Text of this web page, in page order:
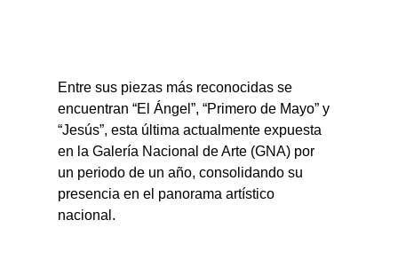
Entre sus piezas más reconocidas se
encuentran “El Ángel”, “Primero de Mayo” y
“Jesús”, esta última actualmente expuesta
en la Galería Nacional de Arte (GNA) por
un periodo de un año, consolidando su
presencia en el panorama artístico
nacional.